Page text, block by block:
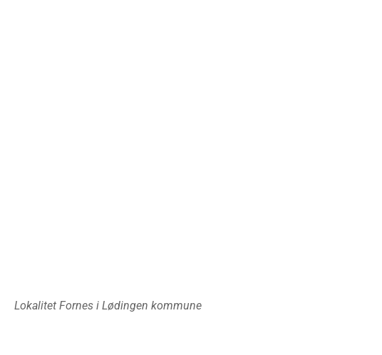
Lokalitet Fornes i Lødingen kommune